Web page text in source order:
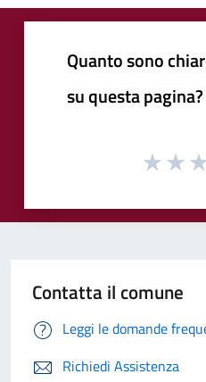
Quanto sono
su questa pagina?
Contatta il comune
Leggi le domande
Richiedi Assistenza